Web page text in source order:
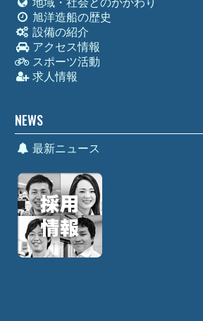
地域・社会とのかかわり
旭洋造船の歴史
設備の紹介
アクセス情報
スポーツ活動
求人情報
NEWS
最新ニュース